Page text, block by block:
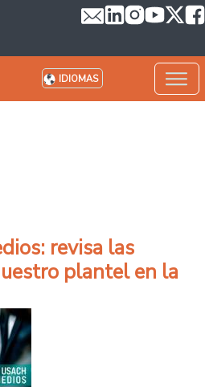
IDIOMAS
revisa las
plantel en la